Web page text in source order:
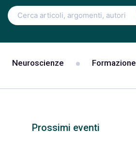
Ricerca
per:
Neuroscienze Formazione
Prossimi eventi